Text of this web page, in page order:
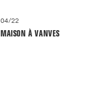
04/22
MAISON À VANVES